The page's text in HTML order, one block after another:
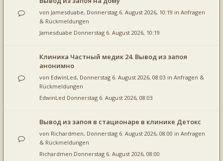
von Jamesduabe, Donnerstag 6. August 2026, 10:19 in Anfragen
& Rückmeldungen
Jamesduabe Donnerstag 6. August 2026, 10:19
Клиника Частный медик 24. Вывод из запоя
анонимно
von EdwinLed, Donnerstag 6. August 2026, 08:03 in Anfragen &
Rückmeldungen
EdwinLed Donnerstag 6. August 2026, 08:03
Вывод из запоя в стационаре в клинике Детокс
von Richardmen, Donnerstag 6. August 2026, 08:00 in Anfragen
& Rückmeldungen
Richardmen Donnerstag 6. August 2026, 08:00